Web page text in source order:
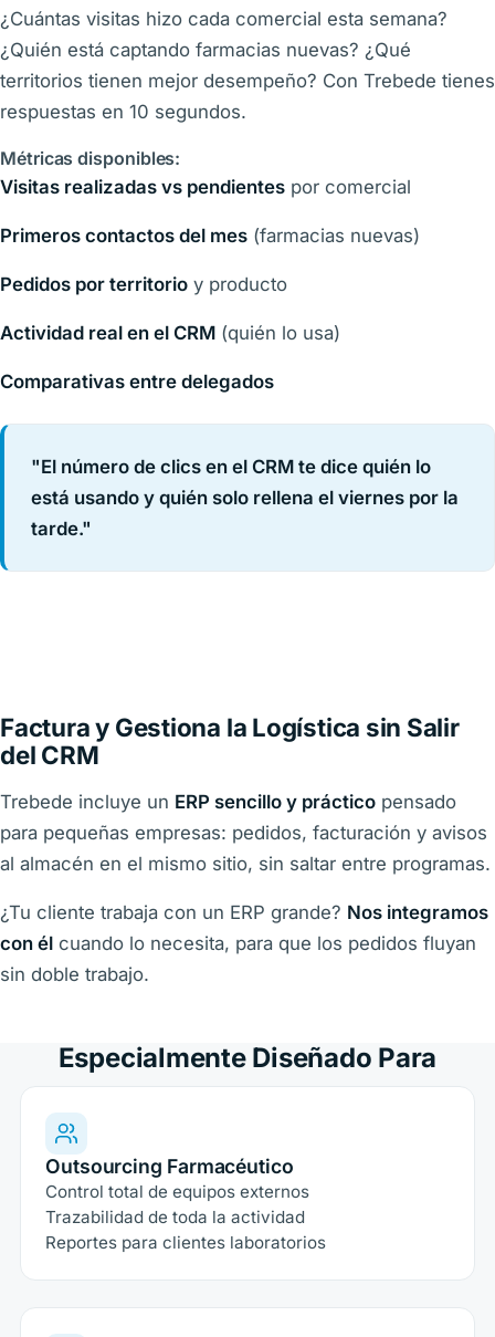
¿Cuántas visitas hizo cada comercial esta semana?
¿Quién está captando farmacias nuevas? ¿Qué
territorios tienen mejor desempeño? Con Trebede tienes
respuestas en 10 segundos.
Métricas disponibles:
Visitas realizadas vs pendientes por comercial
Primeros contactos del mes (farmacias nuevas)
Pedidos por territorio y producto
Actividad real en el CRM (quién lo usa)
Comparativas entre delegados
"El número de clics en el CRM te dice quién lo
está usando y quién solo rellena el viernes por la
tarde."
Factura y Gestiona la Logística sin Salir
del CRM
Trebede incluye un ERP sencillo y práctico pensado
para pequeñas empresas: pedidos, facturación y avisos
al almacén en el mismo sitio, sin saltar entre programas.
¿Tu cliente trabaja con un ERP grande? Nos integramos
con él cuando lo necesita, para que los pedidos fluyan
sin doble trabajo.
Especialmente Diseñado Para
Outsourcing Farmacéutico
Control total de equipos externos
Trazabilidad de toda la actividad
Reportes para clientes laboratorios